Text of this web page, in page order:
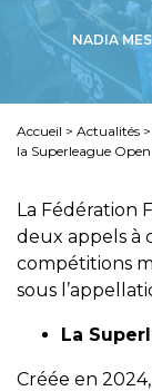
NADIA
Accueil > Actualités >
la Superleague
La Fédération
deux appels à
compétitions
sous
La
Créée en